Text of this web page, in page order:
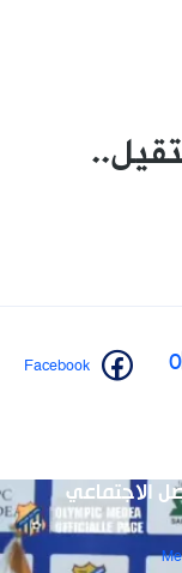
0
Facebook
الاجتماعي